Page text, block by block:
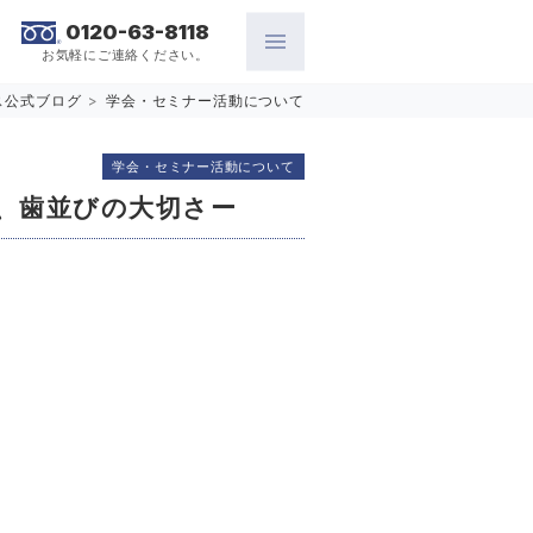
0120-63-8118
お気軽にご連絡ください。
公式ブログ > 学会・セミナー活動について
歯並びの大切さー
学会・セミナー活動について